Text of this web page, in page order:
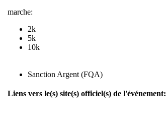
marche:
2k
5k
10k
Sanction Argent (FQA)
Liens vers le(s) site(s) officiel(s) de l'événement: